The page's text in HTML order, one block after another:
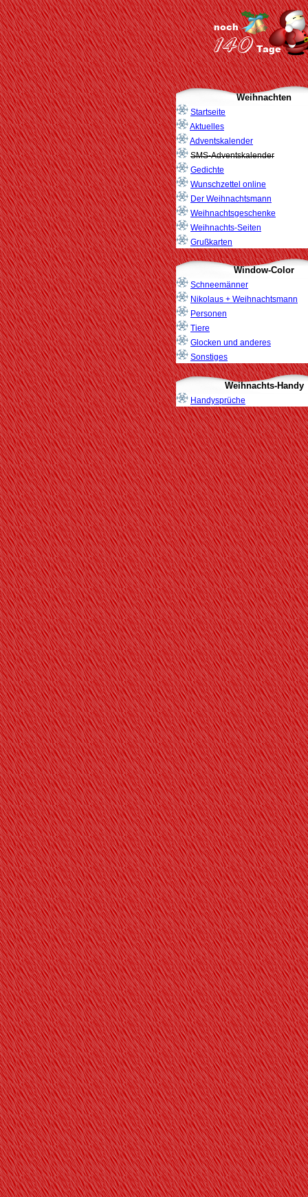
Weihnachten
Startseite
Aktuelles
Adventskalender
SMS-Adventskalender
Gedichte
Wunschzettel online
Der Weihnachtsmann
Weihnachtsgeschenke
Weihnachts-Seiten
Grußkarten
Window-Color
Schneemänner
Nikolaus + Weihnachtsmann
Personen
Tiere
Glocken und anderes
Sonstiges
Weihnachts-Handy
Handysprüche